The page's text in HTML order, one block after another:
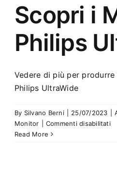
Scopri i
Philips
Vedere di più per
Philips UltraWide
By Silvano Berni 25/07/2023
Monitor
Commenti disabilitatisu
Read More